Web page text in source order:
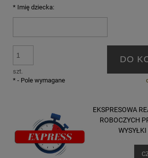
* Imię dziecka:
szt.
DO
* - Pole wymagane
EKSPRESOWA
ROBOCZYCH
WYSYŁKI